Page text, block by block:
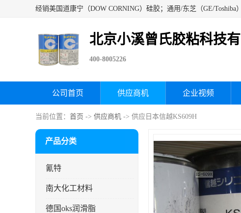
北京小溪曾氏胶粘科技
400-8005226
公司首页 供应商机 企业视频
当前位置： 首页 -> 供应商机 -> 供应日本信越KS609H
产品分类
氰特
南大化工材料
德国oks润滑脂